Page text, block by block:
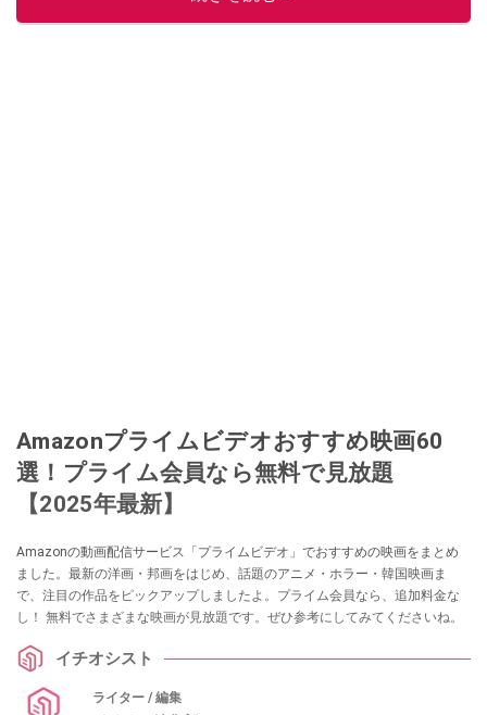
Amazonプライムビデオおすすめ映画60
選！プライム会員なら無料で見放題
【2025年最新】
Amazonの動画配信サービス「プライムビデオ」でおすすめの映画をまとめ
ました。最新の洋画・邦画をはじめ、話題のアニメ・ホラー・韓国映画ま
で、注目の作品をピックアップしましたよ。プライム会員なら、追加料金な
し！ 無料でさまざまな映画が見放題です。ぜひ参考にしてみてくださいね。
イチオシスト
ライター / 編集